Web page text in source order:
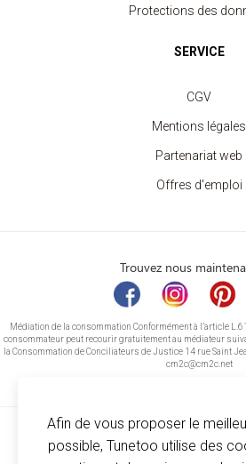
Protections des
SERVICE
CGV
Mentions légales
Partenariat web
Offres d'emploi
Trouvez nous
Médiation de la consommation Conformément à l’article
consommateur peut recourir gratuitement au médiateur
la Consommation de Conciliateurs de Justice 14 rue Saint
cm2c@cm2c.net
Afin de vous proposer le
possible, Tunetoo utilise des